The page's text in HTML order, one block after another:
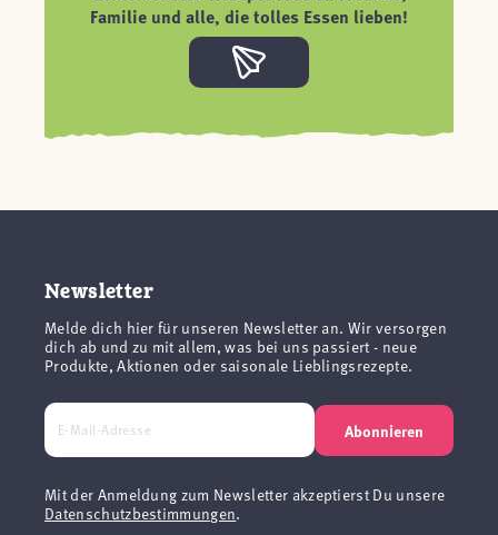
Familie und alle, die tolles Essen lieben!
Newsletter
Melde dich hier für unseren Newsletter an. Wir versorgen
dich ab und zu mit allem, was bei uns passiert - neue
Produkte, Aktionen oder saisonale Lieblingsrezepte.
Abonnieren
Mit der Anmeldung zum Newsletter akzeptierst Du unsere
Datenschutzbestimmungen.